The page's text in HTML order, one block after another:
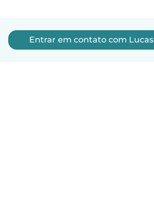
Entrar em contato com Lucas